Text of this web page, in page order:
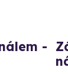
-